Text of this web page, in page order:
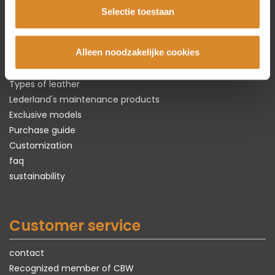
Selectie toestaan
Alleen noodzakelijke cookies
The leather specialist
About Lederland
Everything aboutrealleather
Types of leather
Lederland's maintenance products
Exclusive models
Purchase guide
Customization
faq
sustainability
Customer service
contact
Recognized member of CBW